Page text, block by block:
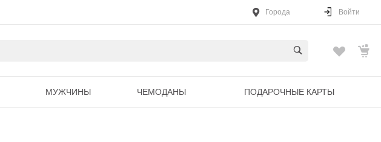
Города Войти
МУЖЧИНЫ ЧЕМОДАНЫ ПОДАРОЧНЫЕ КАРТЫ